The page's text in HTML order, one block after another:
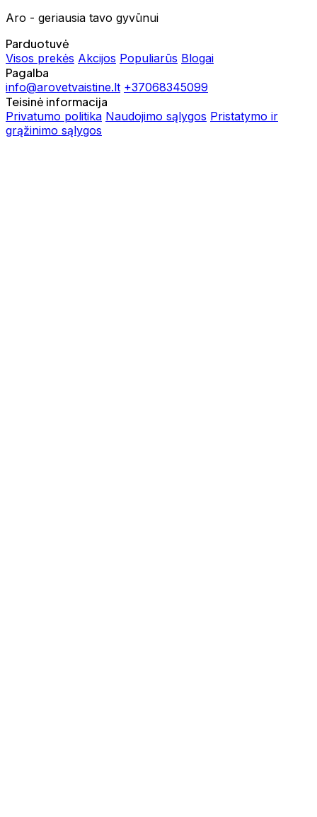
Aro - geriausia tavo gyvūnui
Parduotuvė
Visos prekės Akcijos Populiarūs Blogai
Pagalba
info@arovetvaistine.lt +37068345099
Teisinė informacija
Privatumo politika Naudojimo sąlygos Pristatymo ir
grąžinimo sąlygos